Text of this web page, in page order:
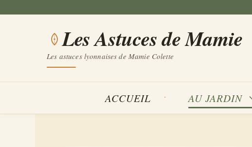
Les Astuces de Mamie
Les astuces lyonnaises de Mamie Colette
ACCUEIL AU JARDIN